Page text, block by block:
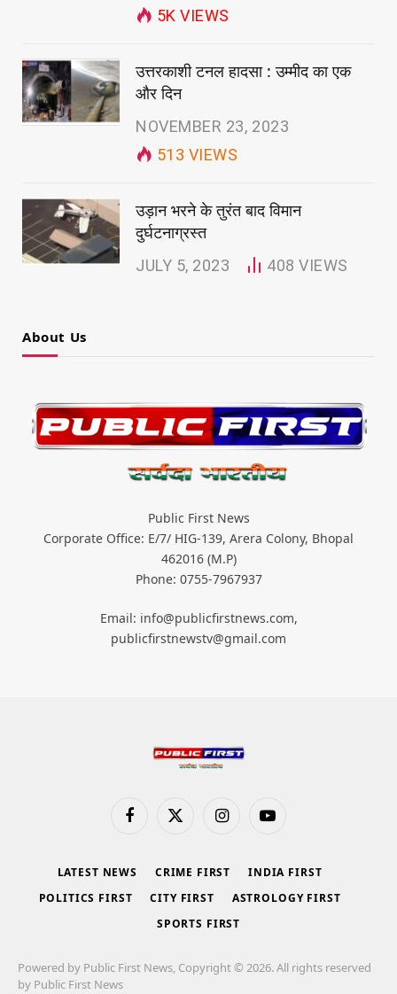
5KVIEWS
उत्तरकाशी टनल हादसा : उम्मीद का एक
और दिन
NOVEMBER 23, 2023
513 VIEWS
उड़ान भरने के तुरंत बाद विमान
दुर्घटनाग्रस्त
JULY 5, 2023 408VIEWS
About Us
Public First News
Corporate Office: E/7/ HIG-139, Arera Colony, Bhopal
462016 (M.P)
Phone: 0755-7967937
Email: info@publicfirstnews.com,
publicfirstnewstv@gmail.com
FacebookX
InstagramYouTube
LATEST NEWS CRIME FIRST
INDIA FIRST
POLITICS FIRST
CITY FIRST
ASTROLOGY FIRST
SPORTS FIRST
Powered by Public First News, Copyright © 2026. All rights reserved
by Public First News